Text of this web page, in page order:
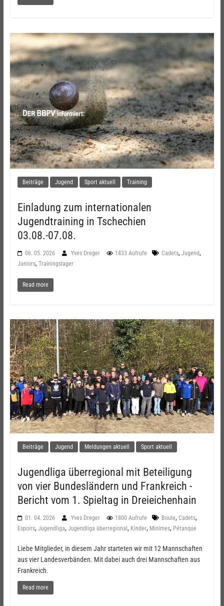
Beiträge Jugend Sport aktuell Training
Einladung zum internationalen
Jugendtraining in Tschechien
03.08.-07.08.
06. 05. 2026 Yves Dreger 1433 Aufrufe Cadets, Jugend,
Juniors, Trainingslager
Read more
Beiträge Jugend Meldungen aktuell Sport aktuell
Jugendliga überregional mit Beteiligung
von vier Bundesländern und Frankreich -
Bericht vom 1. Spieltag in Dreieichenhain
01. 04. 2026 Yves Dreger 1800 Aufrufe Boule, Cadets,
Espoirs, Jugendliga, Jugendliga überregional, Kinder, Minimes, Pétanque
Liebe Mitglieder, in diesem Jahr starteten wir mit 12 Mannschaften
aus vier Landesverbänden. Mit dabei auch drei Mannschaften aus
Frankreich.
Read more